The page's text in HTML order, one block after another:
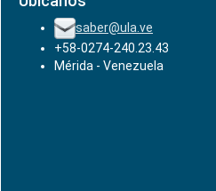
saber@ula.ve
+58-0274-240.23.43
Mérida - Venezuela